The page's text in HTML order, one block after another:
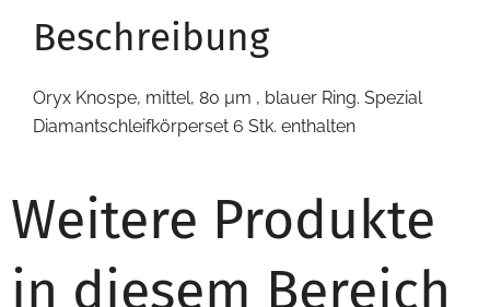
Beschreibung
Oryx Knospe, mittel, 80 µm , blauer Ring. Spezial
Diamantschleifkörperset 6 Stk. enthalten
Weitere Produkte
in diesem Bereich